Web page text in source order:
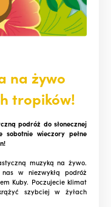
na żywo
tropików!
podróż do słonecznej
sobotnie wieczory pełne
muzyką na żywo.
w niezwykłą podróż
Kuby. Poczujecie klimat
szybciej w żyłach